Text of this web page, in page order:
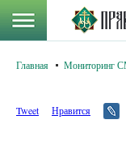
Главная Мониторинг
Tweet Нравится